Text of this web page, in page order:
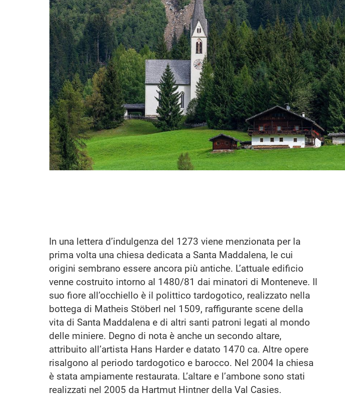
In una lettera d’indulgenza del 1273 viene menzionata per la
prima volta una chiesa dedicata a Santa Maddalena, le cui
origini sembrano essere ancora più antiche. L’attuale edificio
venne costruito intorno al 1480/81 dai minatori di Monteneve. Il
suo fiore all’occhiello è il polittico tardogotico, realizzato nella
bottega di Matheis Stöberl nel 1509, raffigurante scene della
vita di Santa Maddalena e di altri santi patroni legati al mondo
delle miniere. Degno di nota è anche un secondo altare,
attribuito all’artista Hans Harder e datato 1470 ca. Altre opere
risalgono al periodo tardogotico e barocco. Nel 2004 la chiesa
è stata ampiamente restaurata. L’altare e l’ambone sono stati
realizzati nel 2005 da Hartmut Hintner della Val Casies.